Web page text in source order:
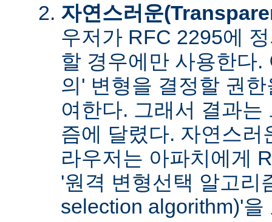
자연스러운
우저가 RFC 2295에
할 경우에만 사용한다.
의' 변형을 결정할 권
여한다. 그래서 결과
즘에 달렸다. 자연스러
라우저는 아파치에게
'원격 변형선택 알고리
selection algorithm)'을